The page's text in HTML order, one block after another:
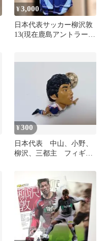
¥3,000
日本代表サッカー柳沢敦
13(現在鹿島アントラーズ
¥300
日本代表 中山、小野、
柳沢、三都主 フィギュ